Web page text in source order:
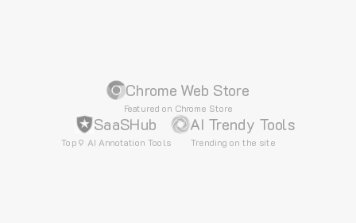
Chrome Web Store
Featured on Chrome Store
SaaSHub
Top 9 AI Annotation Tools
AI Trendy Tools
Trending on the site